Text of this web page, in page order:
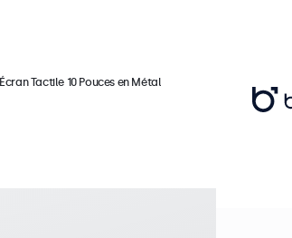
Écran Tactile 10 Pouces en Métal